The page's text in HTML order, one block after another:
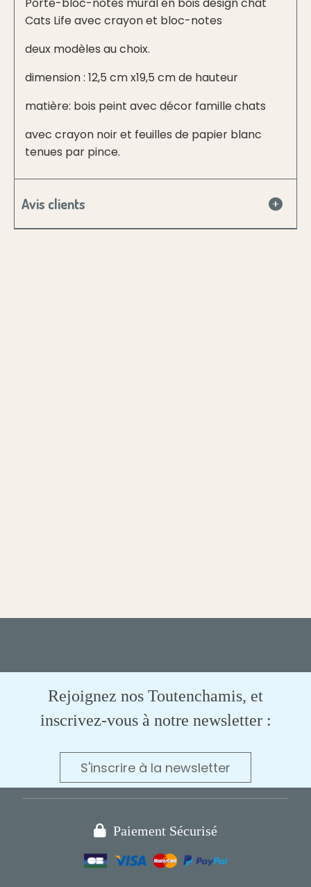
Porte-bloc-notes mural en bois design chat
Cats Life avec crayon et bloc-notes
deux modèles au choix.
dimension : 12,5 cm x19,5 cm de hauteur
matière: bois peint avec décor famille chats
avec crayon noir et feuilles de papier blanc
tenues par pince.
Avis clients
Rejoignez nos Toutenchamis, et
inscrivez-vous à notre newsletter :
S'inscrire à la newsletter
 Paiement Sécurisé